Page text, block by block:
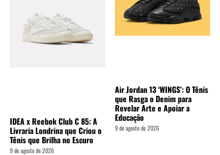
IDEA x Reebok Club C 85: A
Livraria Londrina que Criou o
Tênis que Brilha no Escuro
9 de agosto de 2026
Air Jordan 13 ‘WINGS’: O Tênis
que Rasga o Denim para
Revelar Arte e Apoiar a
Educação
9 de agosto de 2026